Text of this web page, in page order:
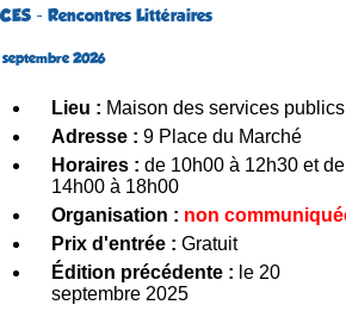
- Rencontres Littéraires
septembre 2026
Lieu : Maison des services publics
Adresse : 9 Place du Marché
Horaires : de 10h00 à 12h30 et de
14h00 à 18h00
Organisation : non
Prix d'entrée : Gratuit
Édition précédente : le 20
septembre 2025